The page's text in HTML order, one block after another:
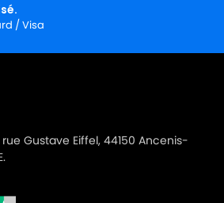
/ Visa
rue Gustave Eiffel, 44150 Ancenis-